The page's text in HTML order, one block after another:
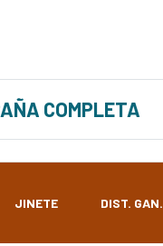
COMPLETA
JINETE DIST. GAN.